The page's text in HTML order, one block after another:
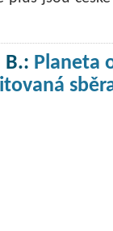
B.: Planeta